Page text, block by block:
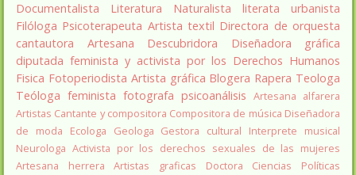
Documentalista
Literatura Naturalista literata
urbanista
Filóloga Psicoterapeuta Artista textil Directora de orquesta
cantautora
Artesana Descubridora
Diseñadora gráfica
diputada feminista y activista por los Derechos Humanos
Fisica Fotoperiodista Artista gráfica Blogera Rapera Teologa
Teóloga feminista fotografa psicoanálisis Artesana alfarera
Artistas Cantante y compositora Compositora de música Diseñadora
de moda
Ecologa Geologa Gestora cultural
Interprete musical
Neurologa Activista por los derechos sexuales de las mujeres
Artesana herrera
Artistas graficas
Doctora Ciencias Políticas